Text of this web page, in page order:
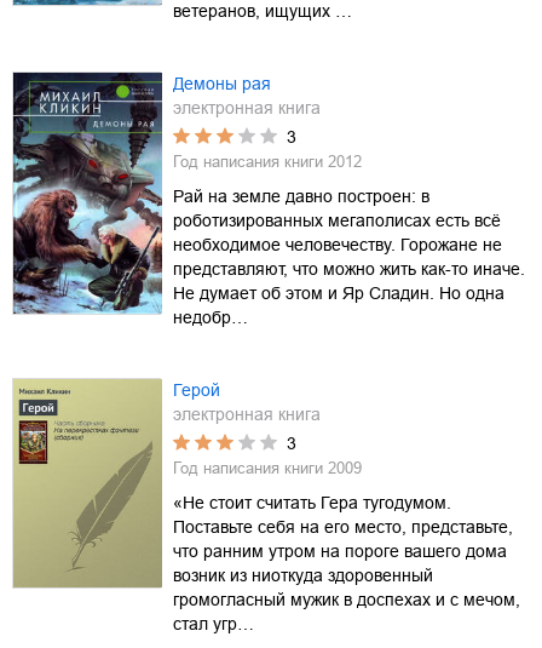
ветеранов, ищущих …
Демоны рая
электронная книга
3
Год написания книги 2012
Рай на земле давно построен: в
роботизированных мегаполисах есть всё
необходимое человечеству. Горожане не
представляют, что можно жить как-то иначе.
Не думает об этом и Яр Сладин. Но одна
недобр…
Герой
электронная книга
3
Год написания книги 2009
«Не стоит считать Гера тугодумом.
Поставьте себя на его место, представьте,
что ранним утром на пороге вашего дома
возник из ниоткуда здоровенный
громогласный мужик в доспехах и с мечом,
стал угр…